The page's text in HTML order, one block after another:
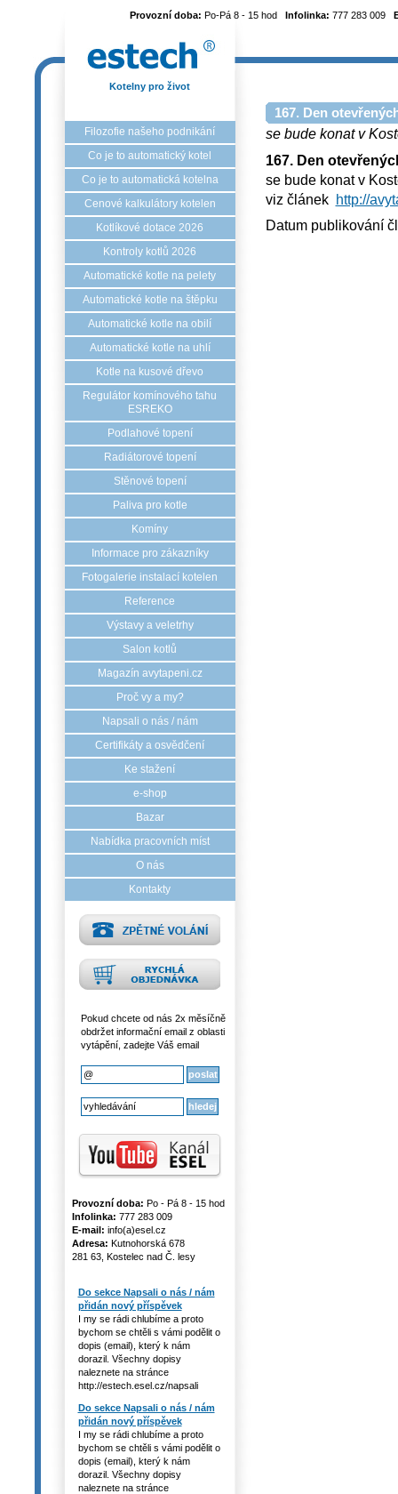
Provozní doba: Po-Pá 8 - 15 hod Infolinka: 777 283 009
Kotelny pro život
Filozofie našeho podnikání
Co je to automatický kotel
Co je to automatická kotelna
Cenové kalkulátory kotelen
Kotlíkové dotace 2026
Kontroly kotlů 2026
Automatické kotle na pelety
Automatické kotle na štěpku
Automatické kotle na obilí
Automatické kotle na uhlí
Kotle na kusové dřevo
Regulátor komínového tahu
ESREKO
Podlahové topení
Radiátorové topení
Stěnové topení
Paliva pro kotle
Komíny
Informace pro zákazníky
Fotogalerie instalací kotelen
Reference
Výstavy a veletrhy
Salon kotlů
Magazín avytapeni.cz
Proč vy a my?
Napsali o nás / nám
Certifikáty a osvědčení
Ke stažení
e-shop
Bazar
Nabídka pracovních míst
O nás
Kontakty
Pokud chcete od nás 2x měsíčně
obdržet informační email z oblasti
vytápění, zadejte Váš email
Provozní doba: Po - Pá 8 - 15 hod
Infolinka: 777 283 009
E-mail: info(a)esel.cz
Adresa: Kutnohorská 678
281 63, Kostelec nad Č. lesy
Do sekce Napsali o nás / nám
přidán nový příspěvek
I my se rádi chlubíme a proto
bychom se chtěli s vámi podělit o
dopis (email), který k nám
dorazil. Všechny dopisy
naleznete na stránce
http://estech.esel.cz/napsali
Do sekce Napsali o nás / nám
přidán nový příspěvek
I my se rádi chlubíme a proto
bychom se chtěli s vámi podělit o
dopis (email), který k nám
dorazil. Všechny dopisy
naleznete na stránce
167. Den
se bude konat v
167. Den
se bude konat v
viz článek http://
Datum publikování